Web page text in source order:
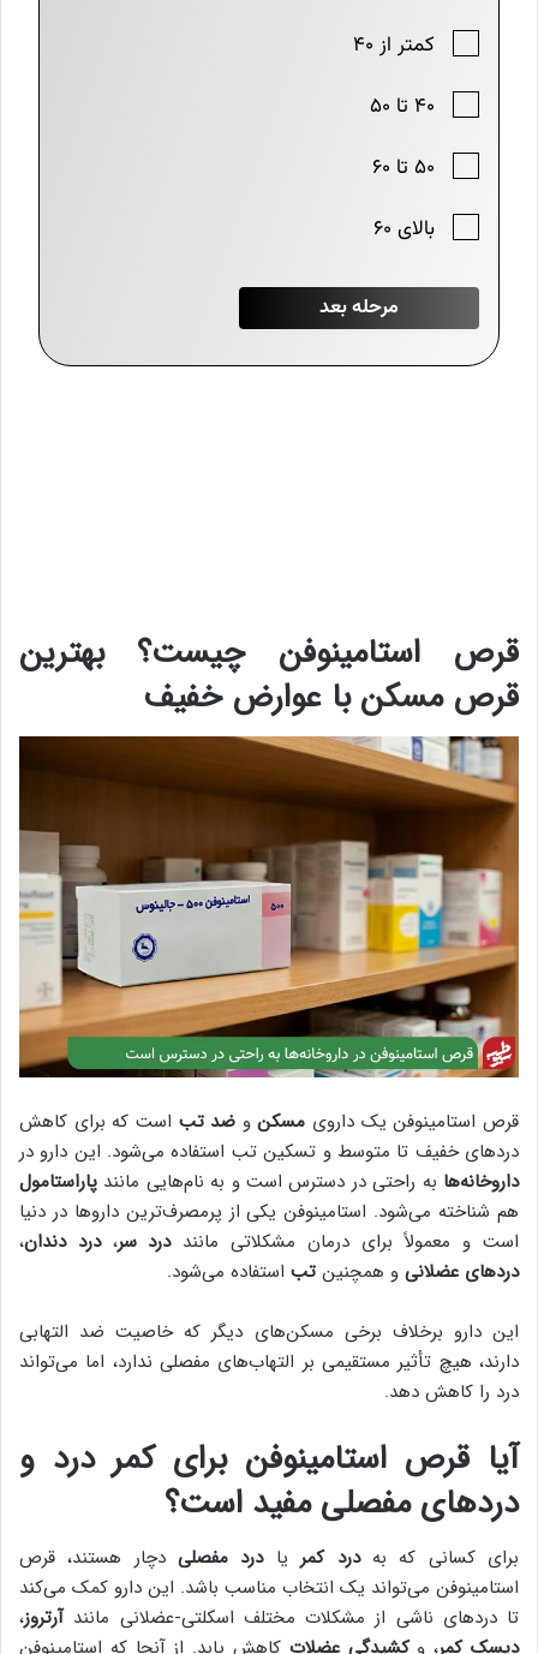
قرص استامینوفن چیست؟ بهترین
قرص مسکن با عوارض خفیف
قرص استامینوفن یک داروی مسکنو ضد تب است که برای کاهش
دردهای خفیف تا متوسط و تسکین تب استفاده می‌شود. این دارو در
داروخانه‌ها به راحتی در دسترس است و به نام‌هایی مانند پاراستامول
هم شناخته می‌شود. استامینوفن یکی از پرمصرف‌ترین داروها در دنیا
است و معمولاً برای درمان مشکلاتی ماننددرد سر،درد دندان،
دردهای عضلانی و همچنین تب استفاده می‌شود.
این دارو برخلاف برخی مسکن‌های دیگر که خاصیت ضد التهابی
دارند، هیچ تأثیر مستقیمی بر التهاب‌های مفصلی ندارد، اما می‌تواند
درد را کاهش دهد.
آیا قرص استامینوفن برای کمر درد و
دردهای مفصلی مفید است؟
برای کسانی که بهدرد کمر یادرد مفصلیدچار هستند، قرص
استامینوفن می‌تواند یک انتخاب مناسب باشد. این دارو کمک می‌کند
تا دردهای ناشی از مشکلات مختلف اسکلتی-عضلانی مانندآرتروز،
دیسک کمر، وکشیدگی عضلات کاهش یابد. از آنجا که استامینوفن